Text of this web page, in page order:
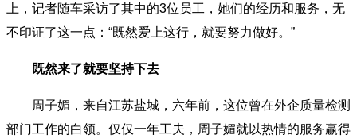
上，记者随车采访了其中的3位员工，她们的经历和服务，无
不印证了这一点：“既然爱上这行，就要努力做好。”
既然来了就要坚持下去
周子媚，来自江苏盐城，六年前，这位曾在外企质量检测
部门工作的白领。仅仅一年工夫，周子媚就以热情的服务赢得